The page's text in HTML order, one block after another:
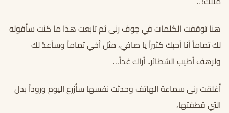
هنا توقفت الكلمات في جوف رنى ثم تابعت هذا ما كنت سأقوله
لك تماماً أنا أحبك كثيراً يا صافي، مثل أخي تماماً وسأعدُّ لك
ولرهف أطيب الشطائر.. أراك غداً…
أغلقت رنى سماعة الهاتف وحدثت نفسها سأزرع اليوم وروداً بدل
التي قطفتها،